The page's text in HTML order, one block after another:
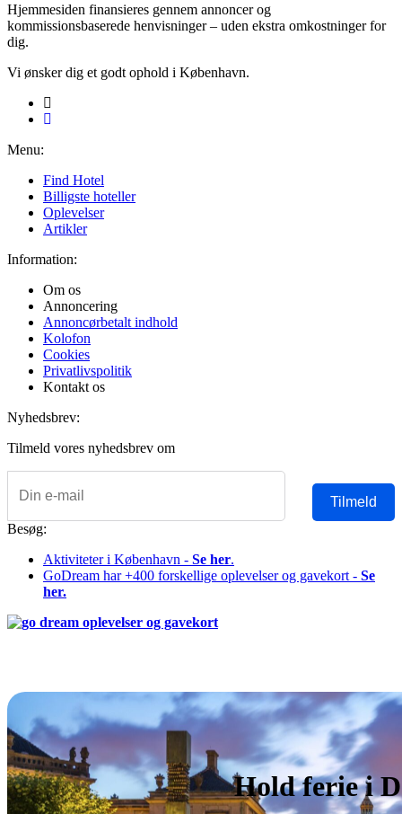
Hjemmesiden finansieres gennem annoncer og
kommissionsbaserede henvisninger – uden ekstra omkostninger for
dig.
Vi ønsker dig et godt ophold i København.
Menu:
Find Hotel
Billigste hoteller
Oplevelser
Artikler
Information:
Om os
Annoncering
Annoncørbetalt indhold
Kolofon
Cookies
Privatlivspolitik
Kontakt os
Nyhedsbrev:
Tilmeld vores nyhedsbrev om
Tilmeld
Besøg:
Aktiviteter i København - Se her.
GoDream har +400 forskellige oplevelser og gavekort - Se
her.
Hold ferie i